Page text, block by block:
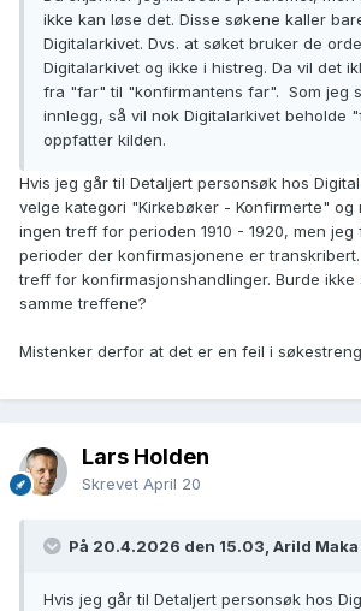
ikke kan løse det. Disse søkene kaller
Digitalarkivet. Dvs. at søket bruker de
Digitalarkivet og ikke i histreg. Da vil det
fra "far" til "konfirmantens far". Som jeg
innlegg, så vil nok Digitalarkivet beholde
oppfatter kilden.
Hvis jeg går til Detaljert personsøk hos
velge kategori "Kirkebøker - Konfirmerte" og
ingen treff for perioden 1910 - 1920, men
perioder der konfirmasjonene er
treff for konfirmasjonshandlinger. Burde ikke
samme treffene?
Mistenker derfor at det er en feil i
Lars Holden
Skrevet April 20
På 20.4.2026 den 15.03, Arild
Hvis jeg går til Detaljert personsøk hos